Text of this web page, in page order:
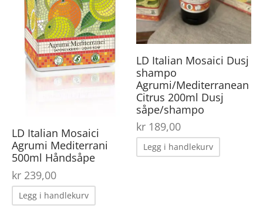
LD Italian Mosaici
Agrumi Mediterrani
500ml Håndsåpe
kr 239,00
Legg i handlekurv
LD Italian Mosaici Dusj
shampo
Agrumi/Mediterranean
Citrus 200ml Dusj
såpe/shampo
kr189,00
Legg i handlekurv